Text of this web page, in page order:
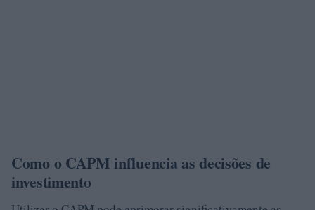
Como o CAPM influencia as decisões de
investimento